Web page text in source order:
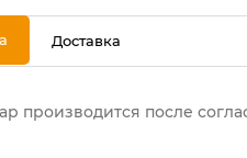
Доставка
производится после